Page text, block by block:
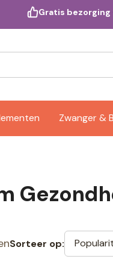
Gratis bezorging
Zwanger &
Sorteer op: